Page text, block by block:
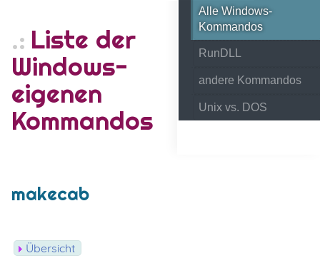
Alle Windows-
Kommandos
RunDLL
andere Kommandos
Unix vs. DOS
Liste der
Windows-
eigenen
Kommandos
makecab
Übersicht